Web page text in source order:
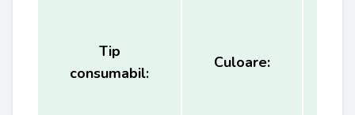
Tip
consumabil:
Culoare: